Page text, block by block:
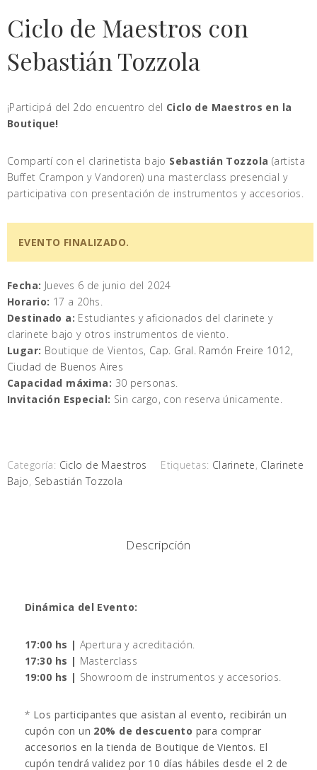
Ciclo de Maestros con
Sebastián Tozzola
¡Participá del 2do encuentro del Ciclo de Maestros en la
Boutique!
Compartí con el clarinetista bajo Sebastián Tozzola (artista
Buffet Crampon y Vandoren) una masterclass presencial y
participativa con presentación de instrumentos y accesorios.
EVENTO FINALIZADO.
Fecha: Jueves 6 de junio del 2024
Horario: 17 a 20hs.
Destinado a: Estudiantes y aficionados del clarinete y
clarinete bajo y otros instrumentos de viento.
Lugar: Boutique de Vientos, Cap. Gral. Ramón Freire 1012,
Ciudad de Buenos Aires
Capacidad máxima: 30 personas.
Invitación Especial: Sin cargo, con reserva únicamente.
Categoría: Ciclo de Maestros Etiquetas: Clarinete, Clarinete
Bajo, Sebastián Tozzola
Descripción
Dinámica del Evento:
17:00 hs | Apertura y acreditación.
17:30 hs | Masterclass
19:00 hs | Showroom de instrumentos y accesorios.
* Los participantes que asistan al evento, recibirán un
cupón con un 20% de descuento para comprar
accesorios en la tienda de Boutique de Vientos. El
cupón tendrá validez por 10 días hábiles desde el 2 de